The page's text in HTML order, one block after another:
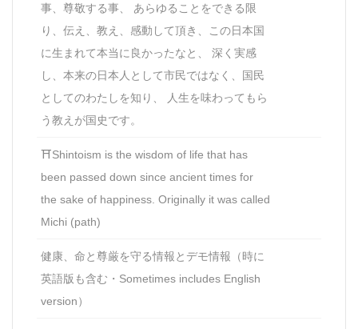
事、尊敬する事、 あらゆることをできる限
り、伝え、教え、感動して頂き、この日本国
に生まれて本当に良かったなと、 深く実感
し、本来の日本人として市民ではなく、国民
としてのわたしを知り、 人生を味わってもら
う教えが国史です。
⛩Shintoism is the wisdom of life that has
been passed down since ancient times for
the sake of happiness. Originally it was called
Michi (path)
健康、命と尊厳を守る情報とデモ情報（時に
英語版も含む・Sometimes includes English
version）